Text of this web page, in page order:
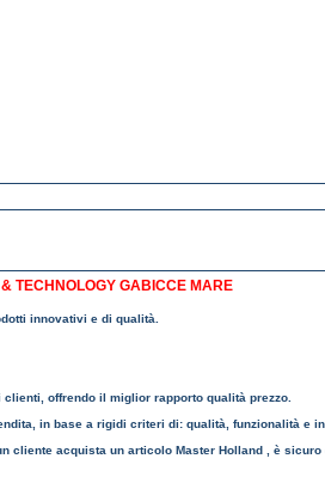
TECHNOLOGY GABICCE MARE
innovativi e di qualità.
offrendo il miglior rapporto qualità prezzo.
in base a rigidi criteri di: qualità, funzionalità e
cliente acquista un articolo Master Holland , è